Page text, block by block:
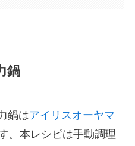
鍋
鍋はアイリスオーヤマ
。本レシピは手動調理